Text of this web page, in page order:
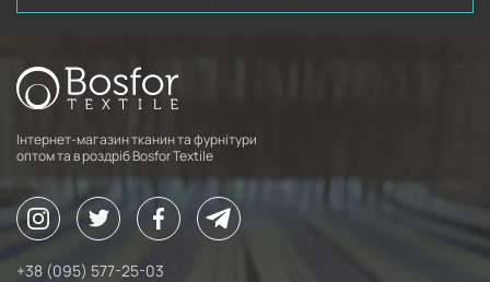
Інтернет-магазин тканин та фурнітури
оптом та в роздріб Bosfor Textile
+38 (095) 577-25-03